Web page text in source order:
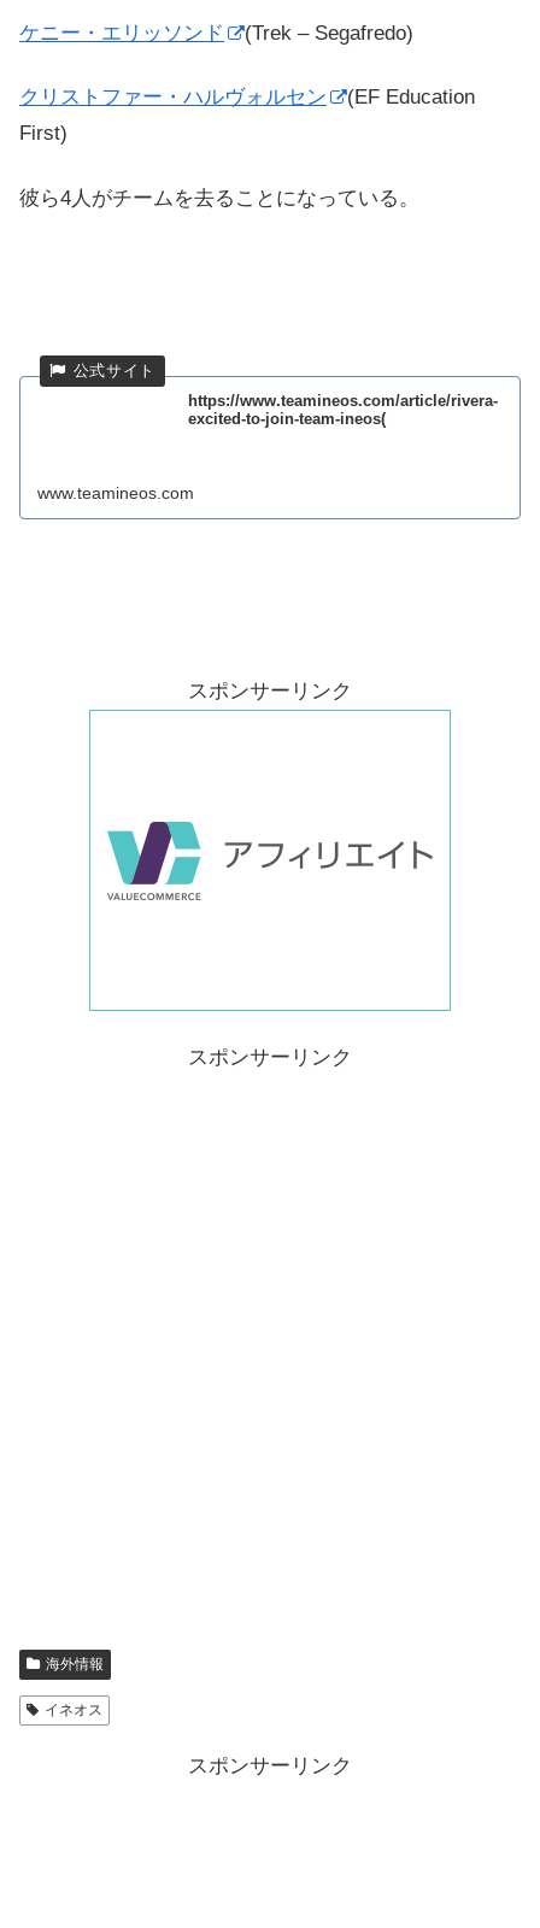
ケニー・エリッソンド (Trek – Segafredo)
クリストファー・ハルヴォルセン
(EF Education
First)
彼ら4人がチームを去ることになっている。
https://www.teamineos.com/article/rivera-
excited-to-join-team-ineos(
www.teamineos.com
スポンサーリンク
スポンサーリンク
海外情報
イネオス
スポンサーリンク